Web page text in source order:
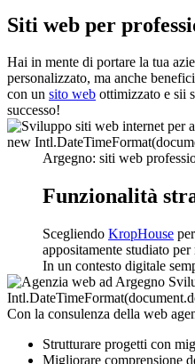
Siti web per
Hai in mente di portare la tua
personalizzato, ma anche
con un sito web ottimizzato e sii
successo!
Argegno: siti web
Funzionalità
Scegliendo KropHouse
appositamente studiato
In un contesto digitale
Con la consulenza della web
Strutturare progetti con
Migliorare comprensione